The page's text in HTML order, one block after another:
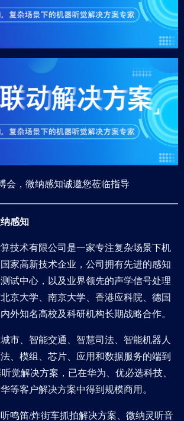
会，微纳感知诚邀您莅临指导
感知
技术有限公司是一家专注复杂场景下机
家高新技术企业，公司拥有先进的感知
试中心，以及业界领先的声学信号处理
京大学、南京大学、香港应科院、德国
外知名高校及科研机构长期战略合作。
市、智能交通、智慧司法、智能机器人
、模组、芯片、应用和数据服务的端到
觉解决方案，已在华为、优必选科技、
等客户解决方案中得到规模商用。
鸣笛/炸街车抓拍解决方案、微纳灵听音